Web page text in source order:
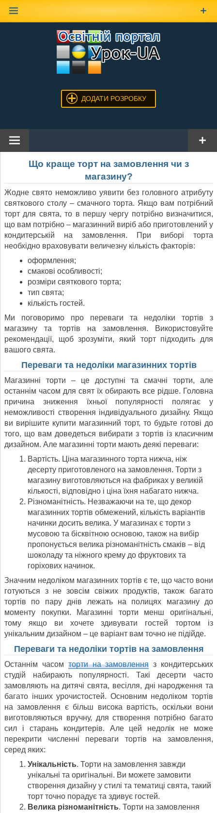
ДОДАТИ РОЗРОБКУ
Що краще торт на замовлення чи з
магазину?
Жодне свято неможливо уявити без головного атрибуту
святкового столу – смачного торта. Якщо вам потрібний
торт для свята, то в першу чергу потрібно визначитися,
що вам потрібно – магазинний виріб або приготовлений у
кондитерській на замовлення. При виборі торта
необхідно враховувати величезну кількість факторів:
оформлення;
смакові особливості;
розміри святкового торта;
тип свята;
кількість гостей.
Ми поговоримо про переваги та недоліки тортів з
магазину та тортів на замовлення. Використовуйте
рекомендації, щоб зрозуміти, який торт підходить для
вашого свята.
Переваги та недоліки магазинних тортів
Магазинні торти – це доступні та смачні торти, але
останнім часом для свят їх обирають все рідше. Головна
причина зниження їхньої популярності полягає у
неможливості створення індивідуального дизайну. Якщо
ви вирішите купити магазинний торт, то будьте готові до
того, що вам доведеться вибирати з тортів із класичним
дизайном. Але магазинні торти мають деякі переваги:
Вартість. Ціна магазинного торта нижча, ніж
десерту приготовленого на замовлення. Торти з
магазину виготовляються на фабриках у великій
кількості, відповідно і ціна їхня набагато нижча.
Різноманітність. Незважаючи на те, що декор
магазинних тортів обмежений, кількість варіантів
начинки досить велика. У магазинах є торти з
мусовою та бісквітною основою, також на вибір
пропонується велика різноманітність смаків – від
шоколаду та ніжного крему до фруктових та
горіхових начинок.
Значним недоліком магазинних тортів є те, що часто вони
готуються з не зовсім свіжих продуктів, також багато
тортів по пару днів лежать на полицях магазину до
моменту покупки. Магазинні торти менш оригінальні,
тому якщо ви хочете здивувати гостей тортом із
унікальним дизайном – це варіант вам точно не підійде.
Переваги та недоліки тортів на замовлення
Останнім часом торти на замовлення з кондитерських
студій набирають популярності. Такі десерти часто
замовляють на дитячі свята, весілля, дні народження та
багато інших урочистостей. Основним недоліком тортів
на замовлення є більш висока вартість, оскільки вони
виготовляються вручну, для створення потрібно багато
сил і старань кондитерів. Але цей недолік не може
перекрити численні переваги тортів на замовлення,
серед яких:
Унікальність. Торти на замовлення завжди
унікальні та оригінальні. Ви можете замовити
створення дизайну у стилі та тематиці свята, такий
торт точно порадує та здивує гостей.
Велика різноманітність. Торти на замовлення